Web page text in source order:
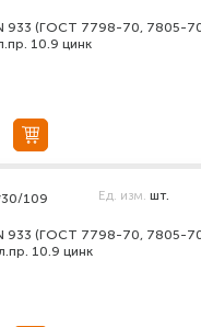
933 (ГОСТ 7798-70, 7805-
10.9 цинк
933 (ГОСТ 7798-70, 7805-
10.9 цинк
109 Ед. изм. шт.